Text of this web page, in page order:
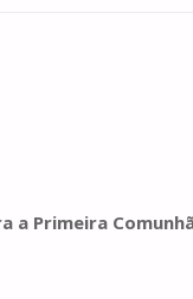
a Primeira